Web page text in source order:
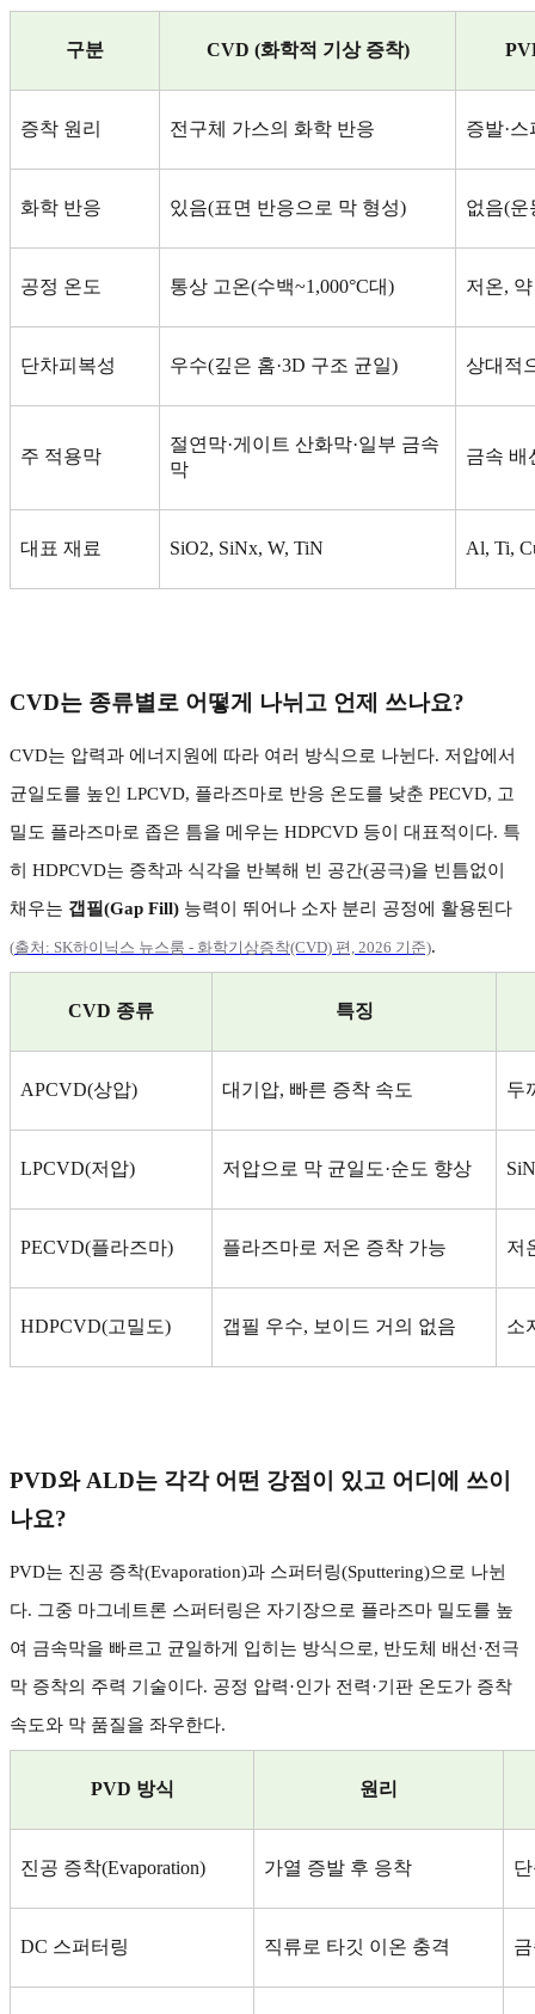
구분 CVD (화학적 기상 증착)
증착 원리 전구체 가스의 화학 반응 증발·스
화학 반응 있음(표면 반응으로 막 형성) 없음(운
공정 온도 통상 고온(수백~1,000°C대) 저온, 약
단차피복성 우수(깊은 홈·3D 구조 균일) 상대적
주 적용막
절연막·게이트 산화막·일부 금속
막
금속 배
대표 재료 SiO2, SiNx, W, TiN Al, Ti,
CVD는 종류별로 어떻게 나뉘고 언제 쓰나요?
CVD는 압력과 에너지원에 따라 여러 방식으로 나뉜다. 저압에서
균일도를 높인
LPCVD, 플라즈마로 반응 온도를 낮춘 PECVD, 고
밀도 플라즈마로 좁은 틈을 메우는 HDPCVD 등이 대표적이다. 특
히 HDPCVD는 증착과 식각을 반복해 빈 공간(공극)을 빈틈없이
채우는 갭필(Gap Fill) 능력이 뛰어나 소자 분리 공정에 활용된다
(출처: SK하이닉스 뉴스룸 - 화학기상증착(CVD) 편, 2026 기준).
CVD 종류 특징
APCVD(상압) 대기압, 빠른 증착 속도 두
LPCVD(저압) 저압으로 막 균일도·순도 향상
PECVD(플라즈마) 플라즈마로 저온 증착 가능 저
HDPCVD(고밀도) 갭필 우수, 보이드 거의 없음 소
PVD와ALD는 각각 어떤 강점이 있고 어디에 쓰이
나요?
PVD는 진공 증착(Evaporation)과 스퍼터링(Sputtering)으로 나뉜
다. 그중 마그네트론 스퍼터링은 자기장으로 플라즈마 밀도를 높
여 금속막을 빠르고 균일하게 입히는 방식으로, 반도체 배선 ·전극
막 증착의 주력 기술이다. 공정 압력·인가 전력·기판 온도가 증착
속도와 막 품질을 좌우한다.
PVD 방식 원리
진공 증착(Evaporation) 가열 증발 후 응착
DC 스퍼터링 직류로 타깃 이온 충격